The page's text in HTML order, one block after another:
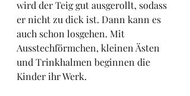
wird der Teig gut ausgerollt, sodass
er nicht zu dick ist. Dann kann es
auch schon losgehen. Mit
Ausstechförmchen, kleinen Ästen
und Trinkhalmen beginnen die
Kinder ihr Werk.